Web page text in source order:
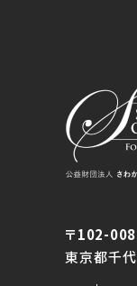
〒102-
東京都千